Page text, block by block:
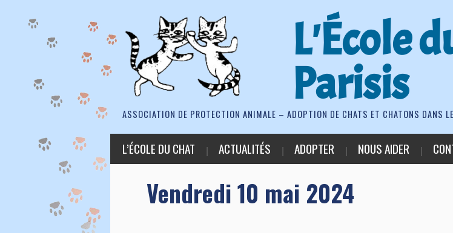
L'École
Parisis
ASSOCIATION DE PROTECTION ANIMALE – ADOPTION DE CHATS ET CHATONS DANS
L’ÉCOLE DU CHAT ACTUALITÉS ADOPTER NOUS AIDER
Vendredi 10 mai 2024